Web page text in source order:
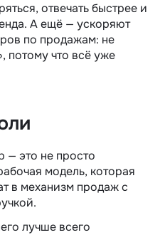
отвечать быстрее и
А ещё — ускоряют
по продажам: не
потому что всё уже
— это не просто
модель, которая
в механизм продаж с
лучше всего